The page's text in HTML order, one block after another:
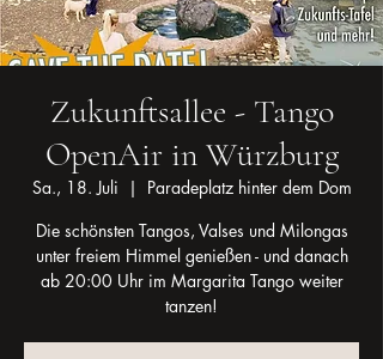
Zukunftsallee - Tango
OpenAir in Würzburg
Sa., 18. Juli
  |
Paradeplatz hinter dem Dom
Die schönsten Tangos, Valses und Milongas
unter freiem Himmel genießen - und danach
ab 20:00 Uhr im Margarita Tango weiter
tanzen!